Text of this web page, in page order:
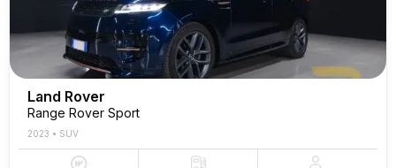
Land Rover
Range Rover Sport
2023 • SUV